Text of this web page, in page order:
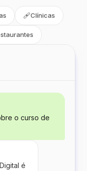
🩹Clínicas
o curso de
é